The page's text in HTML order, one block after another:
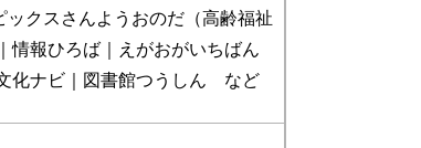
ックスさんようおのだ（高齢福祉
情報ひろば｜えがおがいちばん
化ナビ｜図書館つうしん など